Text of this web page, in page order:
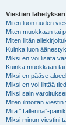
Viestien
Miten luon uuden
Miten muokkaan tai
Miten liitän
Kuinka luon
Miksi en voi lisätä
Kuinka muokkaan
Miksi en pääse
Miksi en voi liittää
Miksi sain
Miten ilmoitan viestin
Mitä “Tallenna”-
Miksi minun viestini